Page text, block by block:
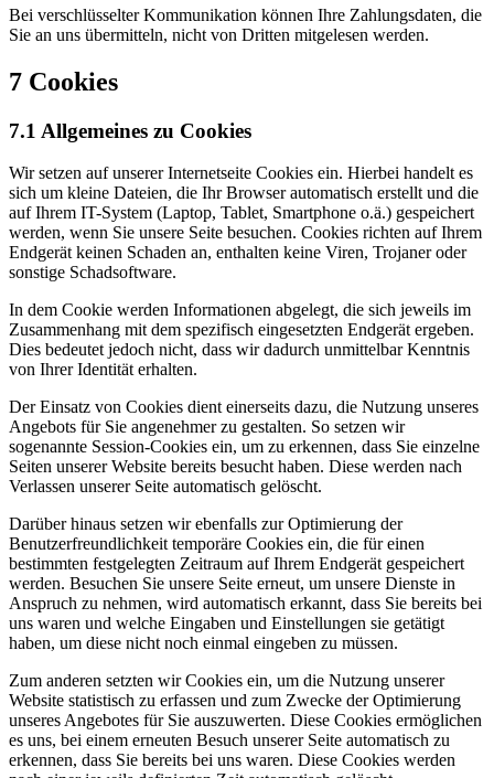
Bei verschlüsselter Kommunikation können Ihre Zahlungsdaten, die
Sie an uns übermitteln, nicht von Dritten mitgelesen werden.
7 Cookies
7.1 Allgemeines zu Cookies
Wir setzen auf unserer Internetseite Cookies ein. Hierbei handelt es
sich um kleine Dateien, die Ihr Browser automatisch erstellt und die
auf Ihrem IT-System (Laptop, Tablet, Smartphone o.ä.) gespeichert
werden, wenn Sie unsere Seite besuchen. Cookies richten auf Ihrem
Endgerät keinen Schaden an, enthalten keine Viren, Trojaner oder
sonstige Schadsoftware.
In dem Cookie werden Informationen abgelegt, die sich jeweils im
Zusammenhang mit dem spezifisch eingesetzten Endgerät ergeben.
Dies bedeutet jedoch nicht, dass wir dadurch unmittelbar Kenntnis
von Ihrer Identität erhalten.
Der Einsatz von Cookies dient einerseits dazu, die Nutzung unseres
Angebots für Sie angenehmer zu gestalten. So setzen wir
sogenannte Session-Cookies ein, um zu erkennen, dass Sie einzelne
Seiten unserer Website bereits besucht haben. Diese werden nach
Verlassen unserer Seite automatisch gelöscht.
Darüber hinaus setzen wir ebenfalls zur Optimierung der
Benutzerfreundlichkeit temporäre Cookies ein, die für einen
bestimmten festgelegten Zeitraum auf Ihrem Endgerät gespeichert
werden. Besuchen Sie unsere Seite erneut, um unsere Dienste in
Anspruch zu nehmen, wird automatisch erkannt, dass Sie bereits bei
uns waren und welche Eingaben und Einstellungen sie getätigt
haben, um diese nicht noch einmal eingeben zu müssen.
Zum anderen setzten wir Cookies ein, um die Nutzung unserer
Website statistisch zu erfassen und zum Zwecke der Optimierung
unseres Angebotes für Sie auszuwerten. Diese Cookies ermöglichen
es uns, bei einem erneuten Besuch unserer Seite automatisch zu
erkennen, dass Sie bereits bei uns waren. Diese Cookies werden